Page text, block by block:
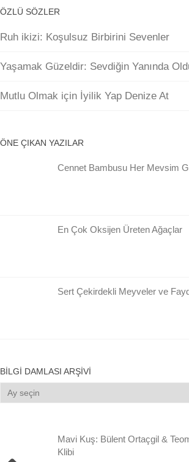
ÖZLÜ SÖZLER
Ruh ikizi: Koşulsuz Birbirini Sevenler
Yaşamak Güzeldir: Sevdiğin Yanında
Mutlu Olmak için İyilik Yap Denize At
ÖNE ÇIKAN YAZILAR
Cennet Bambusu Her Mevsim
En Çok Oksijen Üreten Ağaçlar
Sert Çekirdekli Meyveler ve
BILGI DAMLASI ARŞIVI
Bilgi
Damlası
Mavi Kuş: Bülent Ortaçgil &
Klibi